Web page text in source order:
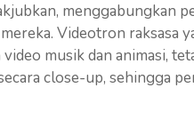
menggabungkan
Videotron raksasa
musik dan animasi,
close-up, sehingga